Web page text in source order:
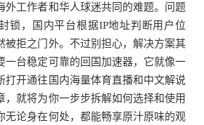
外工作者和华人球迷共同的难题。问题
锁，国内平台根据IP地址判断用户位
被拒之门外。不过别担心，解决方案其
一台稳定可靠的回国加速器，它就像一
打开通往国内海量体育直播和中文解说
，就将为你一步步拆解如何选择和使用
无论身在何处，都能畅享原汁原味的观